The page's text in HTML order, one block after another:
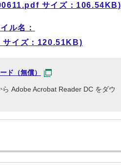
サイズ：106.54KB)
ル名：
イズ：120.51KB)
ド（無償）
Adobe Acrobat Reader DC をダウ